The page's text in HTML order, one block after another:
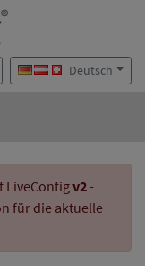
Deutsch
LiveConfigv2-
für die aktuelle